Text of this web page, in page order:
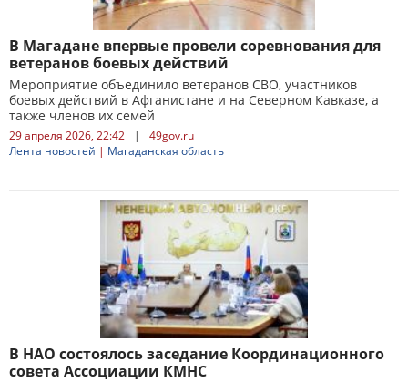
В Магадане впервые провели соревнования для
ветеранов боевых действий
Мероприятие объединило ветеранов СВО, участников
боевых действий в Афганистане и на Северном Кавказе, а
также членов их семей
29 апреля 2026, 22:42 |
49gov.ru
Лента новостей | Магаданская область
​В НАО состоялось заседание Координационного
совета Ассоциации КМНС